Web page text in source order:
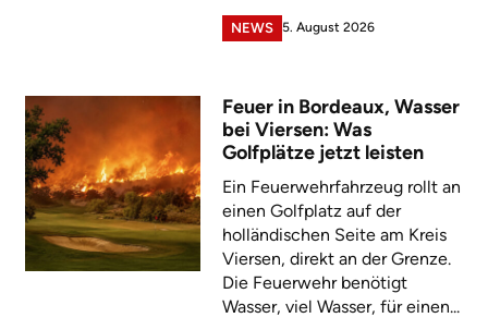
NEWS 5. August 2026
Feuer in Bordeaux, Wasser
bei Viersen: Was
Golfplätze jetzt leisten
Ein Feuerwehrfahrzeug rollt an
einen Golfplatz auf der
holländischen Seite am Kreis
Viersen, direkt an der Grenze.
Die Feuerwehr benötigt
Wasser, viel Wasser, für einen...